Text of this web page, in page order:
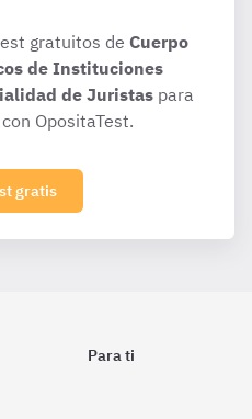
gratuitos de Cuerpo
de Instituciones
de Juristaspara
OpositaTest.
gratis
Para ti